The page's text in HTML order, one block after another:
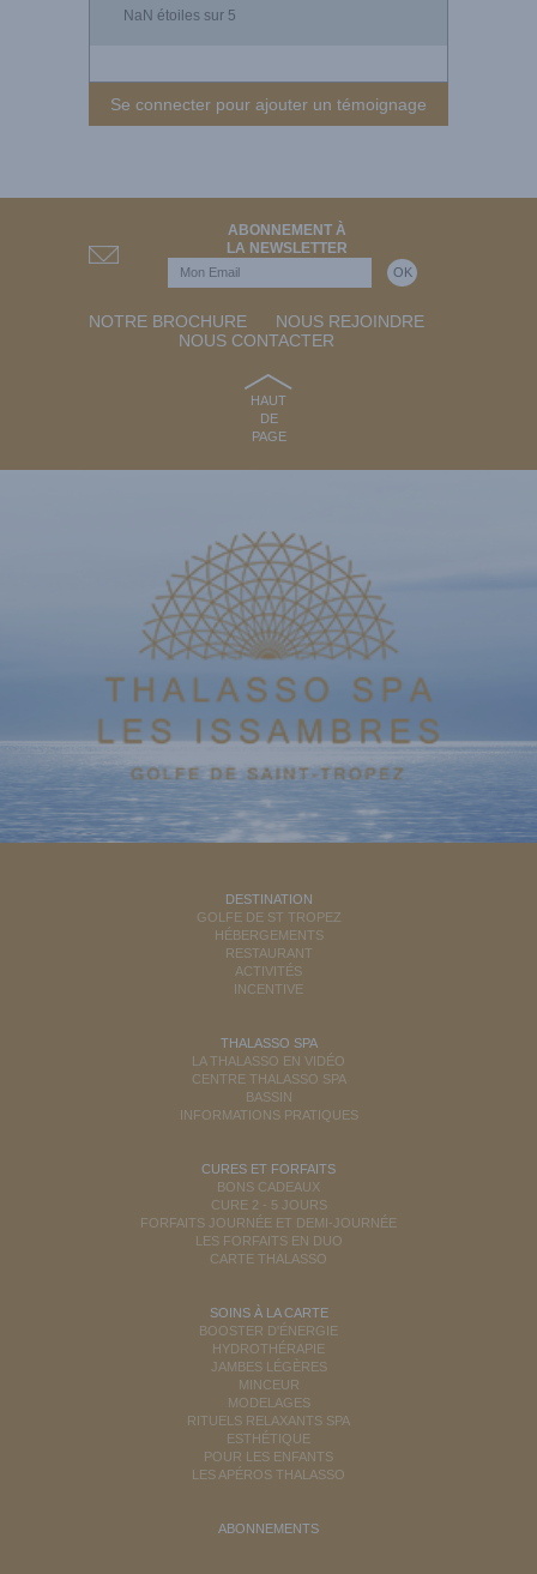
NaN étoiles sur 5
Se connecter pour ajouter un témoignage
ABONNEMENT À
LA NEWSLETTER
NOTRE BROCHURE
NOUS REJOINDRE
NOUS CONTACTER
HAUT
DE
PAGE
DESTINATION
GOLFE DE ST TROPEZ
HÉBERGEMENTS
RESTAURANT
ACTIVITÉS
INCENTIVE
THALASSO SPA
LA THALASSO EN VIDÉO
CENTRE THALASSO SPA
BASSIN
INFORMATIONS PRATIQUES
CURES ET FORFAITS
BONS CADEAUX
CURE 2 - 5 JOURS
FORFAITS JOURNÉE ET DEMI-JOURNÉE
LES FORFAITS EN DUO
CARTE THALASSO
SOINS À LA CARTE
BOOSTER D'ÉNERGIE
HYDROTHÉRAPIE
JAMBES LÉGÈRES
MINCEUR
MODELAGES
RITUELS RELAXANTS SPA
ESTHÉTIQUE
POUR LES ENFANTS
LES APÉROS THALASSO
ABONNEMENTS